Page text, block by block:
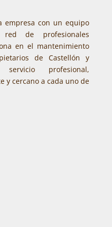
empresa con un equipo
de profesionales
en el mantenimiento
de Castellón y
profesional,
y cercano a cada uno de